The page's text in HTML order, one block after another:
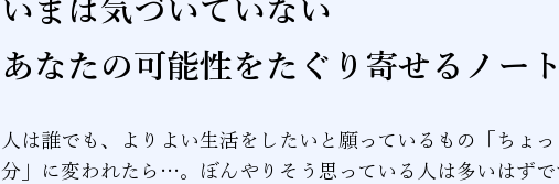
いまは気づいていない
あなたの可能性をたぐり寄せるノート
人は誰でも、よりよい生活をしたいと願っているもの「ちょ
分」に変われたら…。ぼんやりそう思っている人は多いはずで